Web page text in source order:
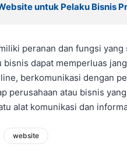
untuk Pelaku Bisnis
peranan dan fungsi
dapat memperluas
berkomunikasi dengan
perusahaan atau bisnis
alat komunikasi dan
website